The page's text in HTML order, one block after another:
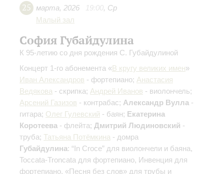
25 марта, 2026 19:00, Ср
Малый зал
София Губайдулина
К 95-летию со дня рождения С. Губайдулиной
Концерт 1-го абонемента «В кругу великих имен»
Иван Александров - фортепиано; Анастасия
Ведякова - скрипка; Андрей Иванов - виолончель;
Арсений Газизов - контрабас; Александр Вулла -
гитара; Олег Гулевский - баян; Екатерина
Коротеева - флейта; Дмитрий Людиновский -
труба; Татьяна Потёмкина - домра
Губайдулина: “In Croce” для виолончели и баяна,
Toccata-Troncata для фортепиано, Инвенция для
фортепиано, «Песня без слов» для трубы и